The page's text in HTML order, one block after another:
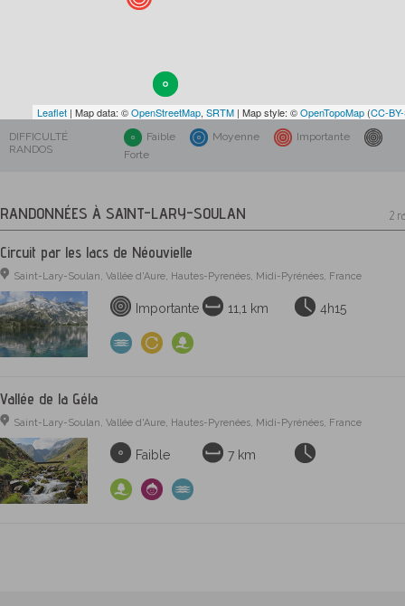
Leaflet | Map data: ©OpenStreetMap, SRTM | Map style: ©OpenTopoMap (CC-
DIFFICULTÉ
RANDOS
Faible Moyenne
Importante
Forte
RANDONNÉES À SAINT-LARY-SOULAN 2
Circuit par les lacs de Néouvielle
Saint-Lary-Soulan, Vallée d'Aure, Hautes-Pyrenées, Midi-Pyrénées, France
Importante 11,1 km 4h15
Vallée de la Géla
Saint-Lary-Soulan, Vallée d'Aure, Hautes-Pyrenées, Midi-Pyrénées, France
Faible 7 km